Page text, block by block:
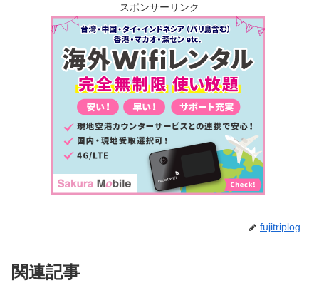
スポンサーリンク
fujitriplog
関連記事